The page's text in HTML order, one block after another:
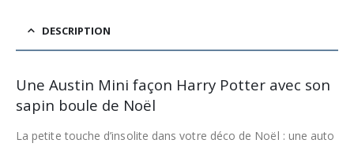
DESCRIPTION
Une Austin Mini façon Harry Potter avec son
sapin boule de Noël
La petite touche d’insolite dans votre déco de Noël : une auto